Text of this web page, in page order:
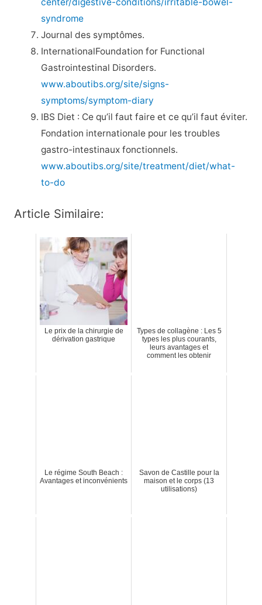
syndrome
Journal des symptômes.
InternationalFoundation for Functional
Gastrointestinal Disorders.
www.aboutibs.org/site/signs-
symptoms/symptom-diary
IBS Diet : Ce qu’il faut faire et ce qu’il faut éviter.
Fondation internationale pour les troubles
gastro-intestinaux fonctionnels.
www.aboutibs.org/site/treatment/diet/what-
to-do
Article Similaire:
Le prix de la chirurgie de
dérivation gastrique
Types de collagène : Les 5
types les plus courants,
leurs avantages et
comment les obtenir
Le régime South Beach :
Avantages et inconvénients
Savon de Castille pour la
maison et le corps (13
utilisations)